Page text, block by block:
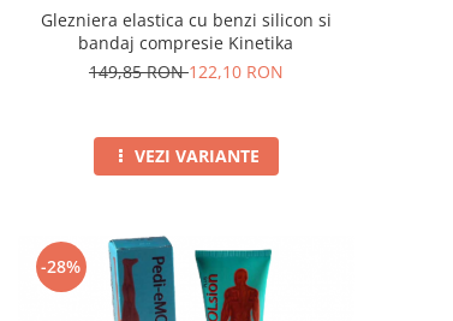
Glezniera elastica cu benzi silicon si
bandaj compresie Kinetika
149,85 RON122,10 RON
VEZI VARIANTE
-28%